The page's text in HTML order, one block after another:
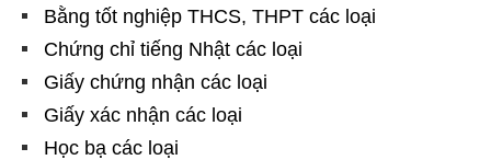
Bằng tốt nghiệp THCS, THPT các loại
Chứng chỉ tiếng Nhật các loại
Giấy chứng nhận các loại
Giấy xác nhận các loại
Học bạ các loại